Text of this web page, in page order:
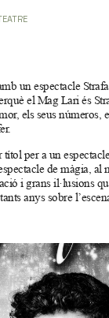
un espectacle
el Mag Lari és
els seus números,
per a un
de màgia, al
i grans il·lusions
anys sobre